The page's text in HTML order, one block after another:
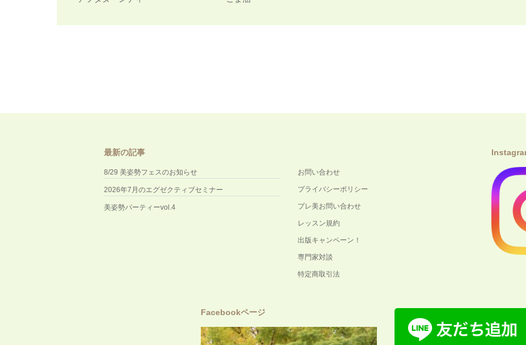
最新の記事
8/29 美姿勢フェスのお知らせ
2026年7月のエグゼクティブセミナー
美姿勢パーティーvol.4
お問い合わせ
プライバシーポリシー
プレ美お問い合わせ
レッスン規約
出版キャンペーン！
専門家対談
特定商取引法
Facebookページ